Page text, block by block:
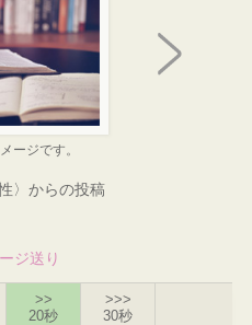
ージです。
〉からの投稿
ジ送り
>>
20秒
>>>
30秒